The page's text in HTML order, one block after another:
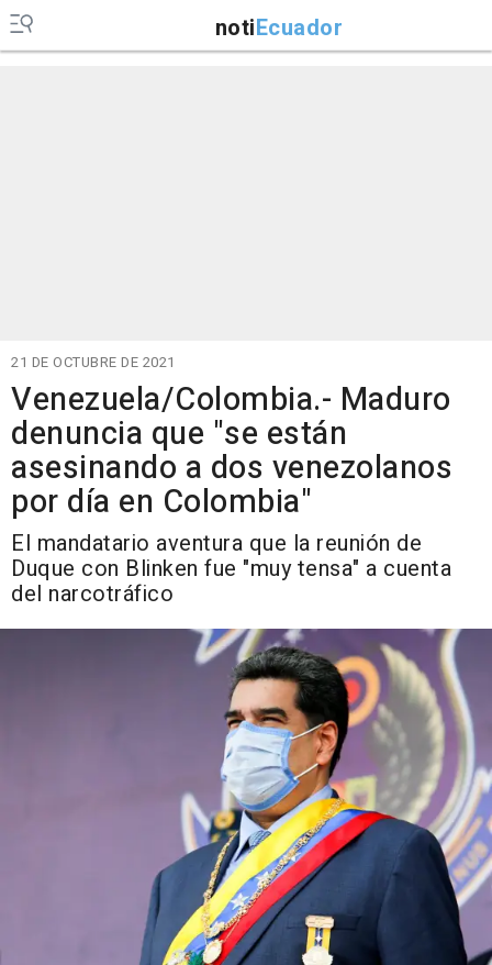
notiEcuador
21 DE OCTUBRE DE 2021
Venezuela/Colombia.- Maduro
denuncia que "se están
asesinando a dos venezolanos
por día en Colombia"
El mandatario aventura que la reunión de
Duque con Blinken fue "muy tensa" a cuenta
del narcotráfico